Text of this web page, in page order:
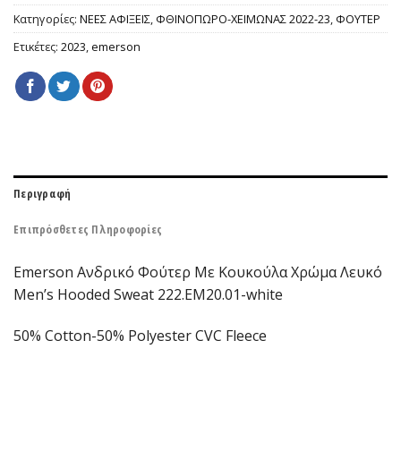
Κατηγορίες: ΝΕΕΣ ΑΦΙΞΕΙΣ, ΦΘΙΝΟΠΩΡΟ-ΧΕΙΜΩΝΑΣ 2022-23, ΦΟΥΤΕΡ
Ετικέτες: 2023,emerson
Περιγραφή
Επιπρόσθετες Πληροφορίες
Emerson Ανδρικό Φούτερ Με Κουκούλα Χρώμα Λευκό
Men’s Hooded Sweat 222.EM20.01-white
50% Cotton-50% Polyester CVC Fleece